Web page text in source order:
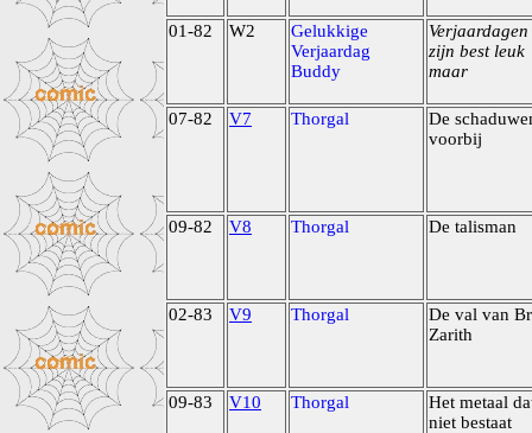
01-82 W2
Gelukkige
Verjaardag
Buddy
Verjaardagen
zijn best leuk
maar
07-82 V7 Thorgal
De
voorbij
09-82 V8 Thorgal De talisman
02-83 V9 Thorgal
De val van
Zarith
09-83 V10 Thorgal
Het metaal
niet bestaat